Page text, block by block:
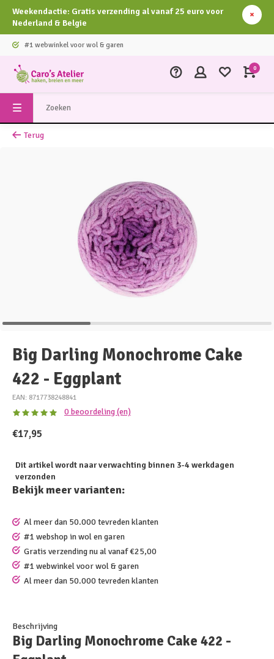
Weekendactie: Gratis verzending al vanaf 25 euro voor
Nederland & Belgie
#1 webwinkel voor wol & garen
0
Terug
Big Darling Monochrome Cake
422 - Eggplant
EAN: 8717738248841
0 beoordeling (en)
€17,95
Dit artikel wordt naar verwachting binnen 3-4 werkdagen
verzonden
Bekijk meer varianten:
Al meer dan 50.000 tevreden klanten
#1 webshop in wol en garen
Gratis verzending nu al vanaf €25,00
#1 webwinkel voor wol & garen
Al meer dan 50.000 tevreden klanten
Beschrijving
Big Darling Monochrome Cake 422 -